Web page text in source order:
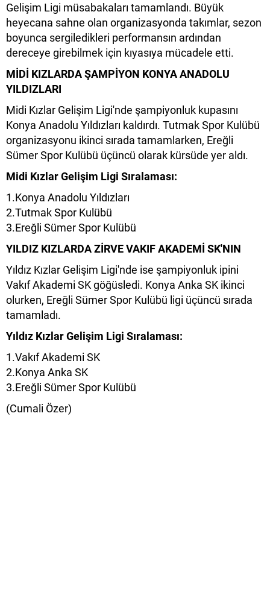
Gelişim Ligi müsabakaları tamamlandı. Büyük
heyecana sahne olan organizasyonda takımlar, sezon
boyunca sergiledikleri performansın ardından
dereceye girebilmek için kıyasıya mücadele etti.
MİDİ KIZLARDA ŞAMPİYON KONYA ANADOLU
YILDIZLARI
Midi Kızlar Gelişim Ligi'nde şampiyonluk kupasını
Konya Anadolu Yıldızları kaldırdı. Tutmak Spor Kulübü
organizasyonu ikinci sırada tamamlarken, Ereğli
Sümer Spor Kulübü üçüncü olarak kürsüde yer aldı.
Midi Kızlar Gelişim Ligi Sıralaması:
1.Konya Anadolu Yıldızları
2.Tutmak Spor Kulübü
3.Ereğli Sümer Spor Kulübü
YILDIZ KIZLARDA ZİRVE VAKIF AKADEMİ SK'NIN
Yıldız Kızlar Gelişim Ligi'nde ise şampiyonluk ipini
Vakıf Akademi SK göğüsledi. Konya Anka SK ikinci
olurken, Ereğli Sümer Spor Kulübü ligi üçüncü sırada
tamamladı.
Yıldız Kızlar Gelişim Ligi Sıralaması:
1.Vakıf Akademi SK
2.Konya Anka SK
3.Ereğli Sümer Spor Kulübü
(Cumali Özer)